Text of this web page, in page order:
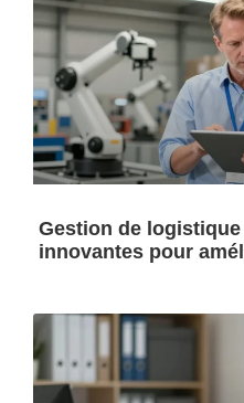
Gestion de
innovantes pour